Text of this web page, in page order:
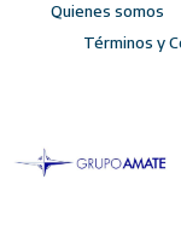
Quienes somos
Términos y